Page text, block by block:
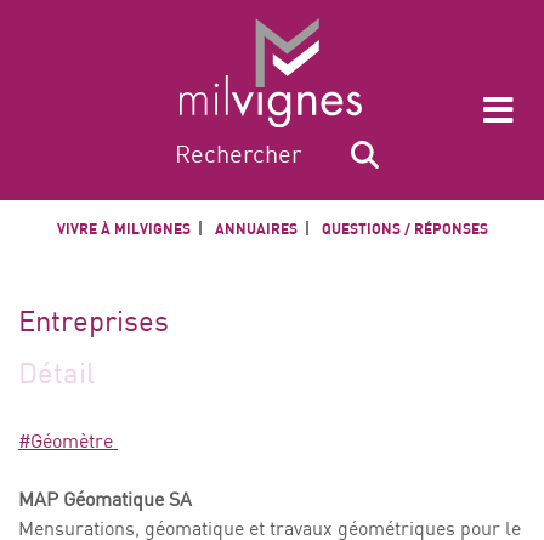
VIVRE À MILVIGNES ANNUAIRES QUESTIONS / RÉPONSES
Entreprises
Détail
#Géomètre
MAP Géomatique SA
Mensurations, géomatique et travaux géométriques pour le